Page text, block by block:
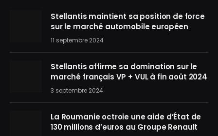
Stellantis maintient sa position de force
sur le marché automobile européen
11 septembre 2024
Stellantis affirme sa domination sur le
marché français VP + VUL à fin août 2024
3 septembre 2024
La Roumanie octroie une aide d’État de
130 millions d’euros au Groupe Renault